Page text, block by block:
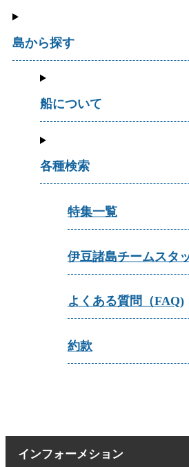
島から探す
船について
各種検索
特集一覧
伊豆諸島チームスタ
よくある質問（FAQ)
約款
インフォーメション